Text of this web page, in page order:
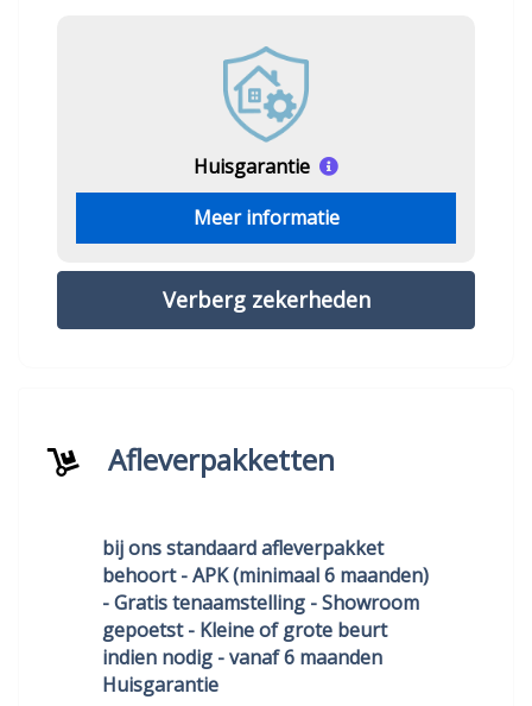
Huisgarantie
Meer informatie
Verberg zekerheden
Afleverpakketten
bij ons standaard afleverpakket
behoort - APK (minimaal 6 maanden)
- Gratis tenaamstelling - Showroom
gepoetst - Kleine of grote beurt
indien nodig - vanaf 6 maanden
Huisgarantie